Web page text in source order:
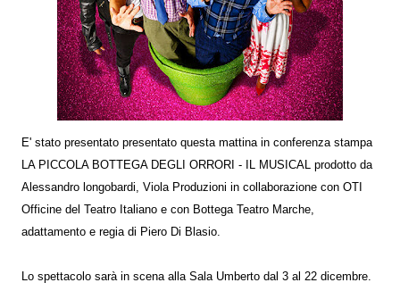
E' stato presentato presentato questa mattina in conferenza stampa
LA PICCOLA BOTTEGA DEGLI ORRORI - IL MUSICAL prodotto da
Alessandro longobardi, Viola Produzioni in collaborazione con OTI
Officine del Teatro Italiano e con Bottega Teatro Marche,
adattamento e regia di Piero Di Blasio.
Lo spettacolo sarà in scena alla Sala Umberto dal 3 al 22 dicembre.